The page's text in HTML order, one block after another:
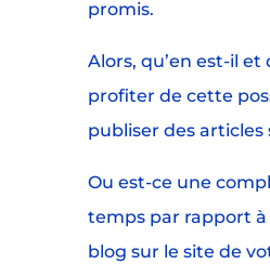
promis.
Alors, qu’en est-il et
profiter de cette
publiser des articles
Ou est-ce une
temps par rapport à
blog sur le site de